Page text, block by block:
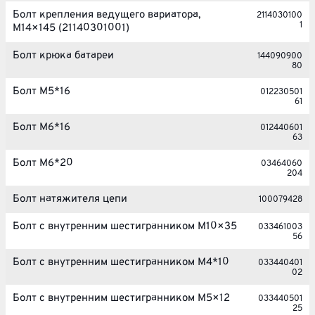
Болт крепления ведущего вариатора,
M14×145 (21140301001)
2114030100
1
Болт крюка батареи
144090900
80
Болт М5*16
012230501
61
Болт М6*16
012440601
63
Болт М6*20
03464060
204
Болт натяжителя цепи 100079428
Болт с внутренним шестигранником M10×35
033461003
56
Болт с внутренним шестигранником M4*10
033440401
02
Болт с внутренним шестигранником M5×12
033440501
25